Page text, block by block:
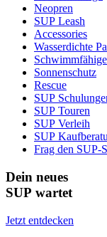
Neopren
SUP Leash
Accessories
Wasserdichte
Sonnenschutz
Rescue
SUP
SUP Touren
SUP Verleih
SUP
Frag den SUP-
Dein neues
SUP wartet
Jetzt entdecken